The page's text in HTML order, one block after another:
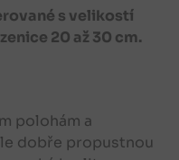
s velikostí
20 až 30 cm.
polohám a
dobře propustnou